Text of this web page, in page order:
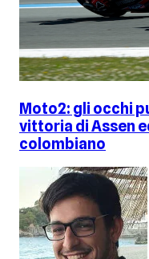
Moto2: gli occhi
vittoria di Assen
colombiano